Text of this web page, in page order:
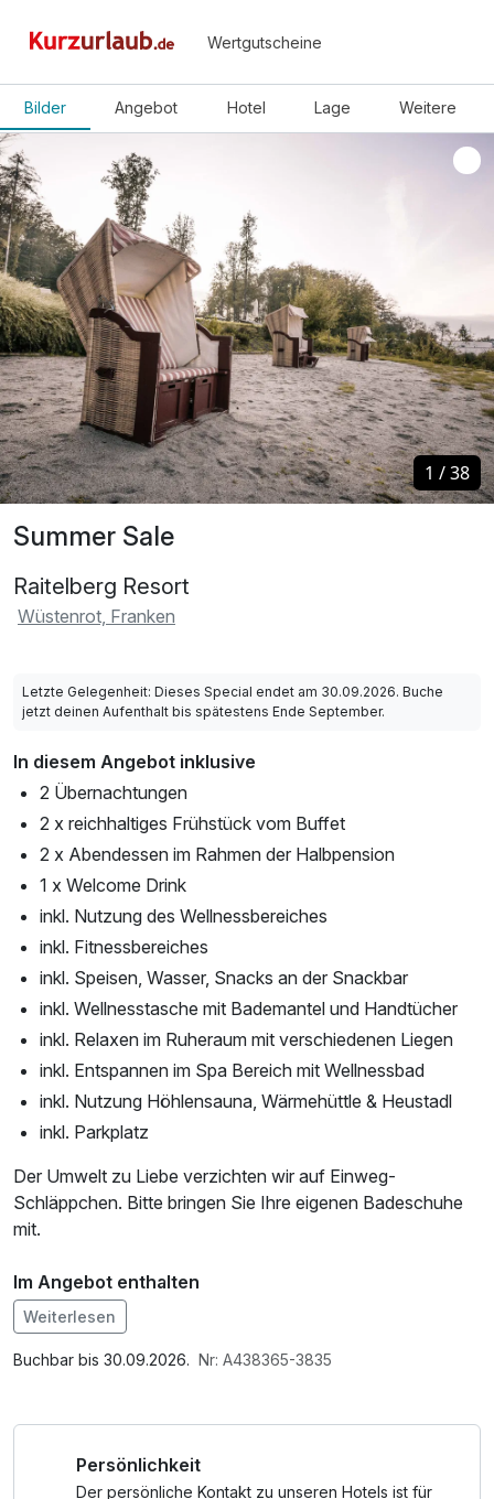
Wertgutscheine
Bilder Angebot Hotel Lage Weitere
Summer Sale
Raitelberg Resort
Wüstenrot, Franken
1 /38
1 /38
Letzte Gelegenheit: Dieses Special endet am 30.09.2026. Buche
jetzt deinen Aufenthalt bis spätestens Ende September.
In diesem Angebot inklusive
2 Übernachtungen
2 x reichhaltiges Frühstück vom Buffet
2 x Abendessen im Rahmen der Halbpension
1 x Welcome Drink
inkl. Nutzung des Wellnessbereiches
inkl. Fitnessbereiches
inkl. Speisen, Wasser, Snacks an der Snackbar
inkl. Wellnesstasche mit Bademantel und Handtücher
inkl. Relaxen im Ruheraum mit verschiedenen Liegen
inkl. Entspannen im Spa Bereich mit Wellnessbad
inkl. Nutzung Höhlensauna, Wärmehüttle & Heustadl
inkl. Parkplatz
Der Umwelt zu Liebe verzichten wir auf Einweg-
Schläppchen. Bitte bringen Sie Ihre eigenen Badeschuhe
mit.
Im Angebot enthalten
1 x Welcome Drink, 1 Flasche Mineralwasser,
Saunabenutzung, Saunatuch, Leihbademantel, Parkplatz,
Nutzung des Fitnessbereichs, W-LAN Nutzung /
Weiterlesen
Buchbar bis 30.09.2026. Nr: A438365-3835
Persönlichkeit
Der persönliche Kontakt zu unseren Hotels ist für